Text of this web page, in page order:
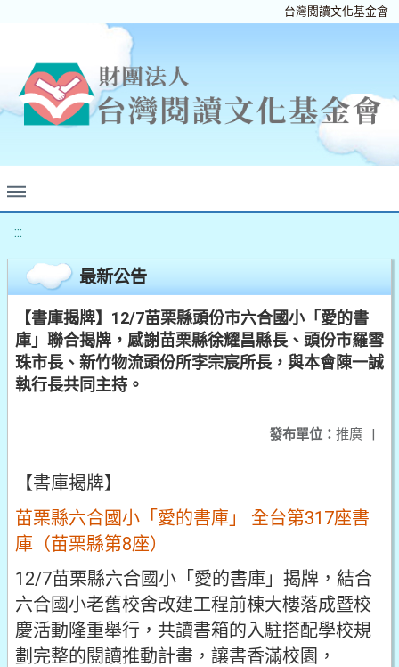
台灣閱讀文化基金會
:::
最新公告
【書庫揭牌】12/7苗栗縣頭份市六合國小「愛的書
庫」聯合揭牌，感謝苗栗縣徐耀昌縣長、頭份市羅雪
珠市長、新竹物流頭份所李宗宸所長，與本會陳一誠
執行長共同主持。
發布單位： 推廣 |
【書庫揭牌】
苗栗縣六合國小「愛的書庫」 全台第317座書
庫（苗栗縣第8座）
12/7苗栗縣六合國小「愛的書庫」揭牌，結合
六合國小老舊校舍改建工程前棟大樓落成暨校
慶活動隆重舉行，共讀書箱的入駐搭配學校規
劃完整的閱讀推動計畫，讓書香滿校園，